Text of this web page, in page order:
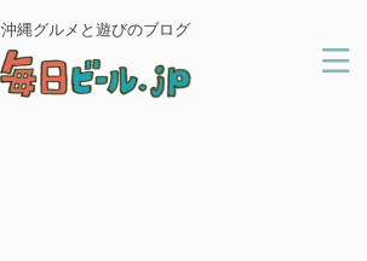
沖縄グルメと遊びのブログ